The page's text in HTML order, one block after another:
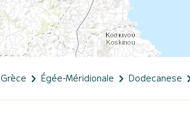
Grèce Égée-Méridionale Dodecanese